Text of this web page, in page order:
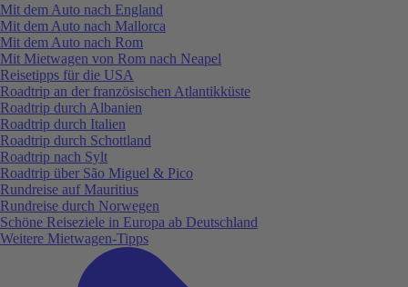
Mit dem Auto nach England
Mit dem Auto nach Mallorca
Mit dem Auto nach Rom
Mit Mietwagen von Rom nach Neapel
Reisetipps für die USA
Roadtrip an der französischen Atlantikküste
Roadtrip durch Albanien
Roadtrip durch Italien
Roadtrip durch Schottland
Roadtrip nach Sylt
Roadtrip über São Miguel & Pico
Rundreise auf Mauritius
Rundreise durch Norwegen
Schöne Reiseziele in Europa ab Deutschland
Weitere Mietwagen-Tipps